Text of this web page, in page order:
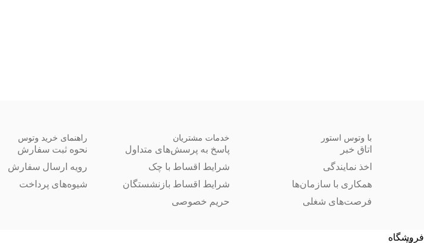
با وتوس استور
اتاق خبر
اخذ نمایندگی
همکاری با سازمان‌ها
فرصت‌های شغلی
خدمات مشتریان
پاسخ به پرسش‌های متداول
شرایط اقساط با چک
شرایط اقساط بازنشستگان
حریم خصوصی
راهنمای خرید وتوس
نحوه ثبت سفارش
رویه ارسال سفارش
شیوه‌های پرداخت
فروشگاه